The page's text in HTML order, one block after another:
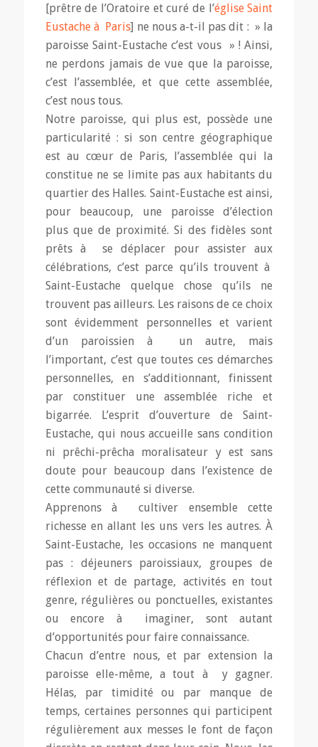
[prêtre de l’Oratoire et curé de l’église Saint
Eustache à Paris] ne nous a-t-il pas dit : » la
paroisse Saint-Eustache c’est vous » ! Ainsi,
ne perdons jamais de vue que la paroisse,
c’est l’assemblée, et que cette assemblée,
c’est nous tous.
Notre paroisse, qui plus est, possède une
particularité : si son centre géographique
est au cœur de Paris, l’assemblée qui la
constitue ne se limite pas aux habitants du
quartier des Halles. Saint-Eustache est ainsi,
pour beaucoup, une paroisse d’élection
plus que de proximité. Si des fidèles sont
prêts à se déplacer pour assister aux
célébrations, c’est parce qu’ils trouvent à
Saint-Eustache quelque chose qu’ils ne
trouvent pas ailleurs. Les raisons de ce choix
sont évidemment personnelles et varient
d’un paroissien à un autre, mais
l’important, c’est que toutes ces démarches
personnelles, en s’additionnant, finissent
par constituer une assemblée riche et
bigarrée. L’esprit d’ouverture de Saint-
Eustache, qui nous accueille sans condition
ni prêchi-prêcha moralisateur y est sans
doute pour beaucoup dans l’existence de
cette communauté si diverse.
Apprenons à cultiver ensemble cette
richesse en allant les uns vers les autres. À
Saint-Eustache, les occasions ne manquent
pas : déjeuners paroissiaux, groupes de
réflexion et de partage, activités en tout
genre, régulières ou ponctuelles, existantes
ou encore à imaginer, sont autant
d’opportunités pour faire connaissance.
Chacun d’entre nous, et par extension la
paroisse elle-même, a tout à y gagner.
Hélas, par timidité ou par manque de
temps, certaines personnes qui participent
régulièrement aux messes le font de façon